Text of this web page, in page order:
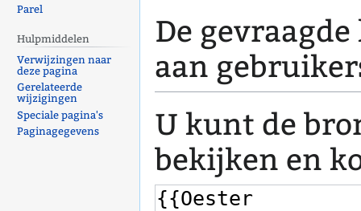
De
aan
U kunt de
bekijken en
Parel
Hulpmiddelen
Verwijzingen naar
deze pagina
Gerelateerde
wijzigingen
Speciale pagina's
Paginagegevens